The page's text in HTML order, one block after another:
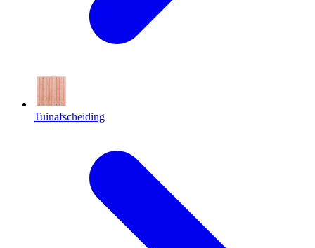
Tuinafscheiding